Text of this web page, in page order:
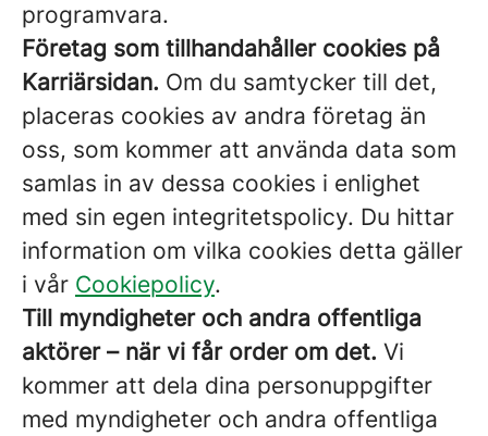
programvara.
Företag som tillhandahåller cookies på
Karriärsidan. Om du samtycker till det,
placeras cookies av andra företag än
oss, som kommer att använda data som
samlas in av dessa cookies i enlighet
med sin egen integritetspolicy. Du hittar
information om vilka cookies detta gäller
i vår Cookiepolicy.
Till myndigheter och andra offentliga
aktörer – när vi får order om det. Vi
kommer att dela dina personuppgifter
med myndigheter och andra offentliga